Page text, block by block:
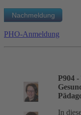
PHO-Anmeldung
P904
In